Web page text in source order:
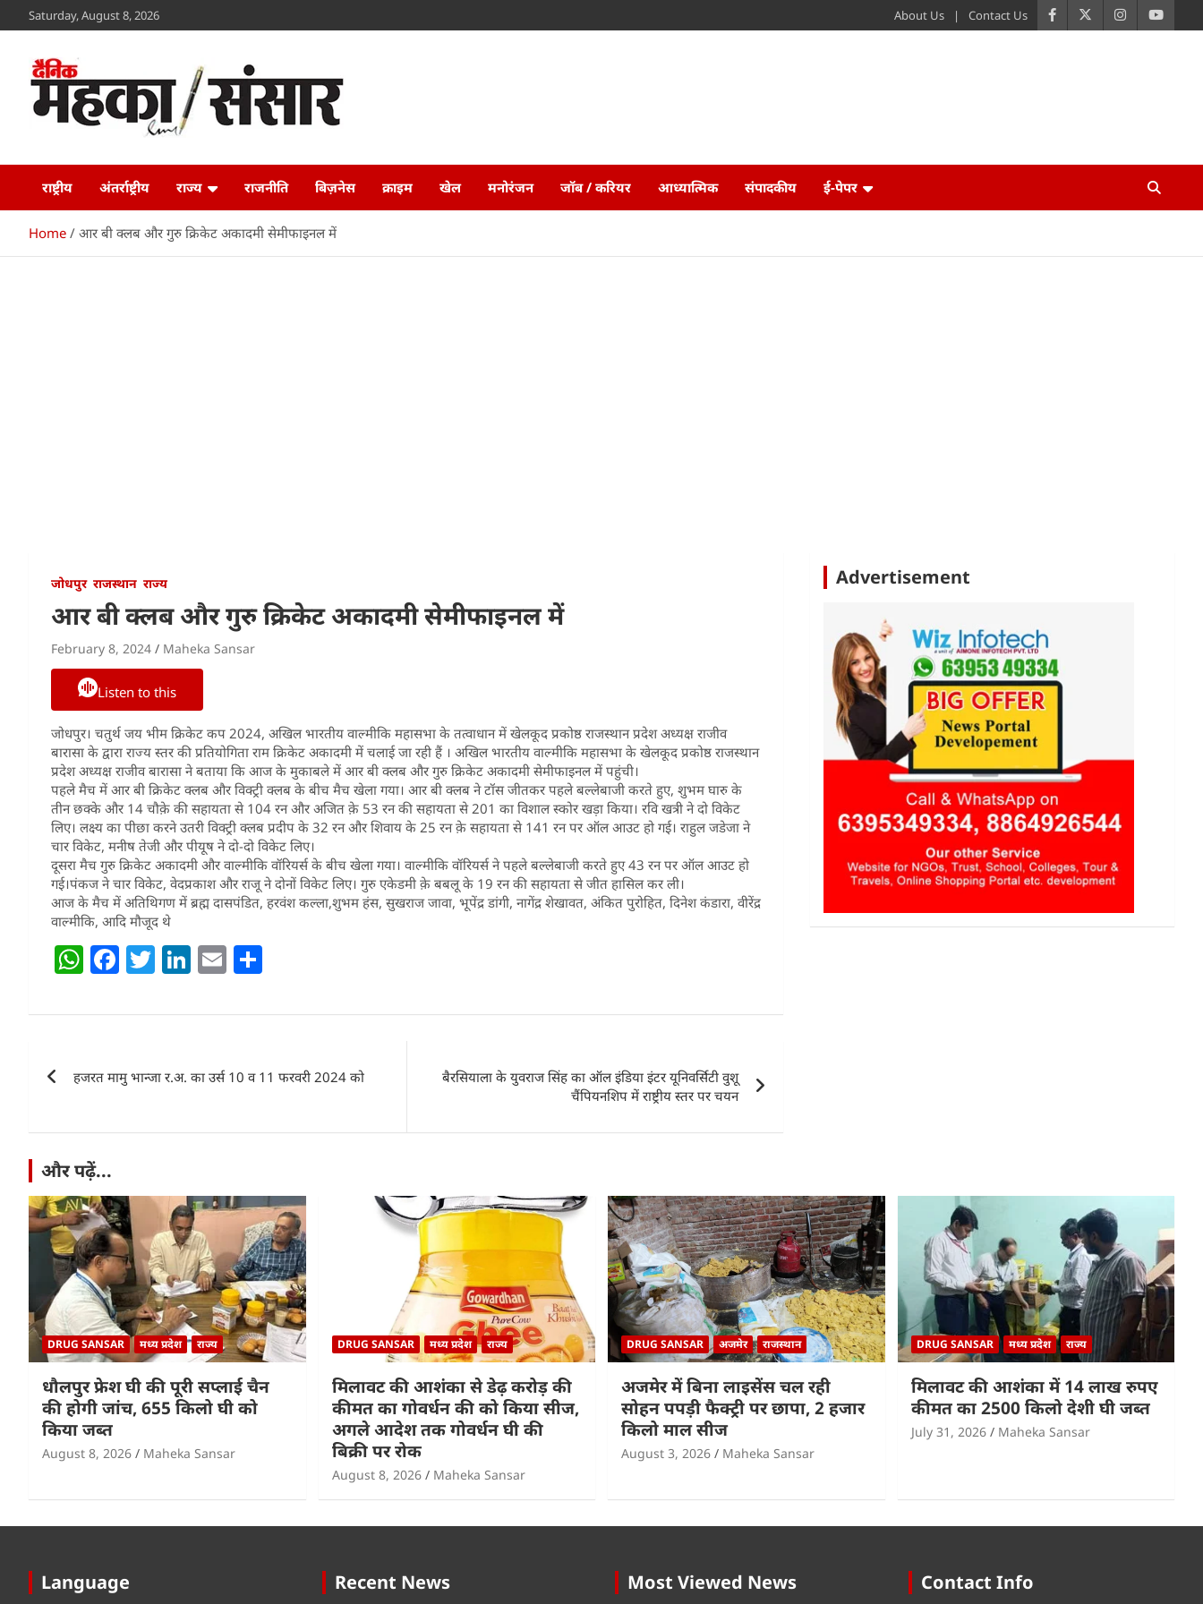
to
Saturday, August 8, 2026 About Us Contact Us
Maheka Sansar
राष्ट्रीय अंतर्राष्ट्रीय राज्य राजनीति बिज़नेस क्राइम खेल मनोरंजन जॉब / करियर आध्यात्मिक संपादकीय ई-पेपर
Home आर बी क्लब और गुरु क्रिकेट अकादमी सेमीफाइनल में
जोधपुर राजस्थान राज्य
आर बी क्लब और गुरु क्रिकेट अकादमी सेमीफाइनल में
February 8, 2024 Maheka Sansar
Listen to this
जोधपुर। चतुर्थ जय भीम क्रिकेट कप 2024, अखिल भारतीय वाल्मीकि महासभा के तत्वाधान में खेलकूद प्रकोष्ठ राजस्थान प्रदेश अध्यक्ष राजीव
बारासा के द्वारा राज्य स्तर की प्रतियोगिता राम क्रिकेट अकादमी में चलाई जा रही हैं । अखिल भारतीय वाल्मीकि महासभा के खेलकूद प्रकोष्ठ राजस्थान
प्रदेश अध्यक्ष राजीव बारासा ने बताया कि आज के मुकाबले में आर बी क्लब और गुरु क्रिकेट अकादमी सेमीफाइनल में पहुंची।
पहले मैच में आर बी क्रिकेट क्लब और विक्ट्री क्लब के बीच मैच खेला गया। आर बी क्लब ने टॉस जीतकर पहले बल्लेबाजी करते हुए, शुभम घारु के
तीन छक्के और 14 चौक़े की सहायता से 104 रन और अजित क़े 53 रन की सहायता से 201 का विशाल स्कोर खड़ा किया। रवि खत्री ने दो विकेट
लिए। लक्ष्य का पीछा करने उतरी विक्ट्री क्लब प्रदीप के 32 रन और शिवाय के 25 रन क़े सहायता से 141 रन पर ऑल आउट हो गई। राहुल जडेजा ने
चार विकेट, मनीष तेजी और पीयूष ने दो-दो विकेट लिए।
दूसरा मैच गुरु क्रिकेट अकादमी और वाल्मीकि वॉरियर्स के बीच खेला गया। वाल्मीकि वॉरियर्स ने पहले बल्लेबाजी करते हुए 43 रन पर ऑल आउट हो
गई।पंकज ने चार विकेट, वेदप्रकाश और राजू ने दोनों विकेट लिए। गुरु एकेडमी क़े बबलू के 19 रन की सहायता से जीत हासिल कर ली।
आज के मैच में अतिथिगण में ब्रह्म दासपंडित, हरवंश कल्ला,शुभम हंस, सुखराज जावा, भूपेंद्र डांगी, नागेंद्र शेखावत, अंकित पुरोहित, दिनेश कंडारा, वीरेंद्र
वाल्मीकि, आदि मौजूद थे
W
at
A
p
F
c
b
o
T
itt
Li
k
dI
E
ai ar
navigation
हजरत मामु भान्जा र.अ. का उर्स 10 व 11 फरवरी 2024 को
बैरसियाला के युवराज सिंह का ऑल इंडिया इंटर यूनिवर्सिटी वुशू
चैंपियनशिप में राष्ट्रीय स्तर पर चयन
Advertisement
और पढ़ें...
DRUG SANSAR मध्य प्रदेश राज्य
धौलपुर फ्रेश घी की पूरी सप्लाई चैन
की होगी जांच, 655 किलो घी को
किया जब्त
August 8, 2026 Maheka Sansar
DRUG SANSAR मध्य प्रदेश राज्य
मिलावट की आशंका से डेढ़ करोड़ की
कीमत का गोवर्धन की को किया सीज,
अगले आदेश तक गोवर्धन घी की
बिक्री पर रोक
August 8, 2026 Maheka Sansar
DRUG SANSAR अजमेर राजस्थान
अजमेर में बिना लाइसेंस चल रही
सोहन पपड़ी फैक्ट्री पर छापा, 2 हजार
किलो माल सीज
August 3, 2026 Maheka Sansar
DRUG SANSAR मध्य प्रदेश राज्य
मिलावट की आशंका में 14 लाख रुपए
कीमत का 2500 किलो देशी घी जब्त
July 31, 2026 Maheka Sansar
Language Recent News Most Viewed News Contact Info